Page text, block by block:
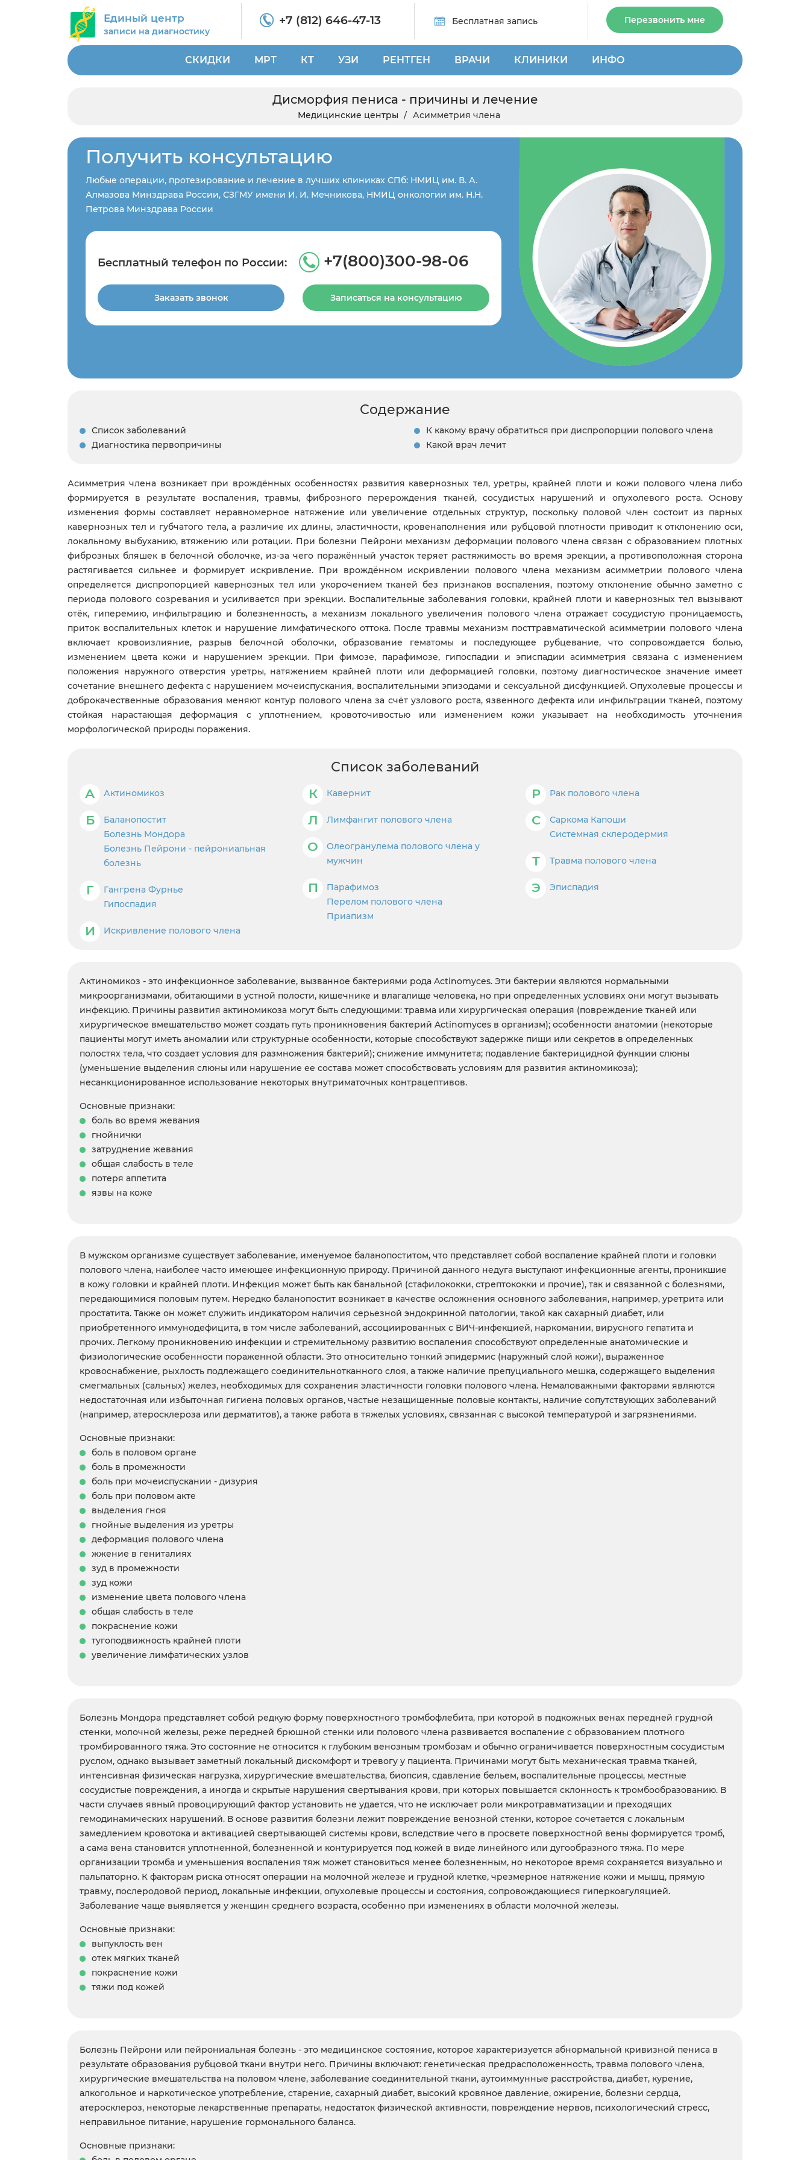
Единый центр
записи на диагностику
+7 (812) 646-47-13 Бесплатная запись Перезвонить мне
СКИДКИ МРТ КТ УЗИ РЕНТГЕН ВРАЧИ КЛИНИКИ ИНФО
Дисморфия пениса - причины и лечение
Медицинские центры Асимметрия члена
Получить консультацию
Любые операции, протезирование и лечение в лучших клиниках СПб: НМИЦ им. В. А.
Алмазова Минздрава России, СЗГМУ имени И. И. Мечникова, НМИЦ онкологии им. Н.Н.
Петрова Минздрава России
Бесплатный телефон по России: +7(800)300-98-06
Заказать звонок Записаться на консультацию
Содержание
Список заболеваний
Диагностика первопричины
К какому врачу обратиться при диспропорции полового члена
Какой врач лечит
Асимметрия члена возникает при врождённых особенностях развития кавернозных тел, уретры, крайней плоти и кожи полового члена либо
формируется в результате воспаления, травмы, фиброзного перерождения тканей, сосудистых нарушений и опухолевого роста. Основу
изменения формы составляет неравномерное натяжение или увеличение отдельных структур, поскольку половой член состоит из парных
кавернозных тел и губчатого тела, а различие их длины, эластичности, кровенаполнения или рубцовой плотности приводит к отклонению оси,
локальному выбуханию, втяжению или ротации. При болезни Пейрони механизм деформации полового члена связан с образованием плотных
фиброзных бляшек в белочной оболочке, из-за чего поражённый участок теряет растяжимость во время эрекции, а противоположная сторона
растягивается сильнее и формирует искривление. При врождённом искривлении полового члена механизм асимметрии полового члена
определяется диспропорцией кавернозных тел или укорочением тканей без признаков воспаления, поэтому отклонение обычно заметно с
периода полового созревания и усиливается при эрекции. Воспалительные заболевания головки, крайней плоти и кавернозных тел вызывают
отёк, гиперемию, инфильтрацию и болезненность, а механизм локального увеличения полового члена отражает сосудистую проницаемость,
приток воспалительных клеток и нарушение лимфатического оттока. После травмы механизм посттравматической асимметрии полового члена
включает кровоизлияние, разрыв белочной оболочки, образование гематомы и последующее рубцевание, что сопровождается болью,
изменением цвета кожи и нарушением эрекции. При фимозе, парафимозе, гипоспадии и эписпадии асимметрия связана с изменением
положения наружного отверстия уретры, натяжением крайней плоти или деформацией головки, поэтому диагностическое значение имеет
сочетание внешнего дефекта с нарушением мочеиспускания, воспалительными эпизодами и сексуальной дисфункцией. Опухолевые процессы и
доброкачественные образования меняют контур полового члена за счёт узлового роста, язвенного дефекта или инфильтрации тканей, поэтому
стойкая нарастающая деформация с уплотнением, кровоточивостью или изменением кожи указывает на необходимость уточнения
морфологической природы поражения.
Список заболеваний
А Актиномикоз
Б
Баланопостит
Болезнь Мондора
Болезнь Пейрони - пейрониальная
болезнь
Г
Гангрена Фурнье
Гипоспадия
И Искривление полового члена
К Кавернит
Л Лимфангит полового члена
О
Олеогранулема полового члена у
мужчин
П
Парафимоз
Перелом полового члена
Приапизм
Р Рак полового члена
С
Саркома Капоши
Системная склеродермия
Т Травма полового члена
Э Эписпадия
Актиномикоз - это инфекционное заболевание, вызванное бактериями рода Actinomyces. Эти бактерии являются нормальными
микроорганизмами, обитающими в устной полости, кишечнике и влагалище человека, но при определенных условиях они могут вызывать
инфекцию. Причины развития актиномикоза могут быть следующими: травма или хирургическая операция (повреждение тканей или
хирургическое вмешательство может создать путь проникновения бактерий Actinomyces в организм); особенности анатомии (некоторые
пациенты могут иметь аномалии или структурные особенности, которые способствуют задержке пищи или секретов в определенных
полостях тела, что создает условия для размножения бактерий); снижение иммунитета; подавление бактерицидной функции слюны
(уменьшение выделения слюны или нарушение ее состава может способствовать условиям для развития актиномикоза);
несанкционированное использование некоторых внутриматочных контрацептивов.
Основные признаки:
боль во время жевания
гнойнички
затруднение жевания
общая слабость в теле
потеря аппетита
язвы на коже
В мужском организме существует заболевание, именуемое баланопоститом, что представляет собой воспаление крайней плоти и головки
полового члена, наиболее часто имеющее инфекционную природу. Причиной данного недуга выступают инфекционные агенты, проникшие
в кожу головки и крайней плоти. Инфекция может быть как банальной (стафилококки, стрептококки и прочие), так и связанной с болезнями,
передающимися половым путем. Нередко баланопостит возникает в качестве осложнения основного заболевания, например, уретрита или
простатита. Также он может служить индикатором наличия серьезной эндокринной патологии, такой как сахарный диабет, или
приобретенного иммунодефицита, в том числе заболеваний, ассоциированных с ВИЧ-инфекцией, наркомании, вирусного гепатита и
прочих. Легкому проникновению инфекции и стремительному развитию воспаления способствуют определенные анатомические и
физиологические особенности пораженной области. Это относительно тонкий эпидермис (наружный слой кожи), выраженное
кровоснабжение, рыхлость подлежащего соединительнотканного слоя, а также наличие препуциального мешка, содержащего выделения
смегмальных (сальных) желез, необходимых для сохранения эластичности головки полового члена. Немаловажными факторами являются
недостаточная или избыточная гигиена половых органов, частые незащищенные половые контакты, наличие сопутствующих заболеваний
(например, атеросклероза или дерматитов), а также работа в тяжелых условиях, связанная с высокой температурой и загрязнениями.
Основные признаки:
боль в половом органе
боль в промежности
боль при мочеиспускании - дизурия
боль при половом акте
выделения гноя
гнойные выделения из уретры
деформация полового члена
жжение в гениталиях
зуд в промежности
зуд кожи
изменение цвета полового члена
общая слабость в теле
покраснение кожи
тугоподвижность крайней плоти
увеличение лимфатических узлов
Болезнь Мондора представляет собой редкую форму поверхностного тромбофлебита, при которой в подкожных венах передней грудной
стенки, молочной железы, реже передней брюшной стенки или полового члена развивается воспаление с образованием плотного
тромбированного тяжа. Это состояние не относится к глубоким венозным тромбозам и обычно ограничивается поверхностным сосудистым
руслом, однако вызывает заметный локальный дискомфорт и тревогу у пациента. Причинами могут быть механическая травма тканей,
интенсивная физическая нагрузка, хирургические вмешательства, биопсия, сдавление бельем, воспалительные процессы, местные
сосудистые повреждения, а иногда и скрытые нарушения свертывания крови, при которых повышается склонность к тромбообразованию. В
части случаев явный провоцирующий фактор установить не удается, что не исключает роли микротравматизации и преходящих
гемодинамических нарушений. В основе развития болезни лежит повреждение венозной стенки, которое сочетается с локальным
замедлением кровотока и активацией свертывающей системы крови, вследствие чего в просвете поверхностной вены формируется тромб,
а сама вена становится уплотненной, болезненной и контурируется под кожей в виде линейного или дугообразного тяжа. По мере
организации тромба и уменьшения воспаления тяж может становиться менее болезненным, но некоторое время сохраняется визуально и
пальпаторно. К факторам риска относят операции на молочной железе и грудной клетке, чрезмерное натяжение кожи и мышц, прямую
травму, послеродовой период, локальные инфекции, опухолевые процессы и состояния, сопровождающиеся гиперкоагуляцией.
Заболевание чаще выявляется у женщин среднего возраста, особенно при изменениях в области молочной железы.
Основные признаки:
выпуклость вен
отек мягких тканей
покраснение кожи
тяжи под кожей
Болезнь Пейрони или пейрониальная болезнь - это медицинское состояние, которое характеризуется абнормальной кривизной пениса в
результате образования рубцовой ткани внутри него. Причины включают: генетическая предрасположенность, травма полового члена,
хирургические вмешательства на половом члене, заболевание соединительной ткани, аутоиммунные расстройства, диабет, курение,
алкогольное и наркотическое употребление, старение, сахарный диабет, высокий кровяное давление, ожирение, болезни сердца,
атеросклероз, некоторые лекарственные препараты, недостаток физической активности, повреждение нервов, психологический стресс,
неправильное питание, нарушение гормонального баланса.
Основные признаки: